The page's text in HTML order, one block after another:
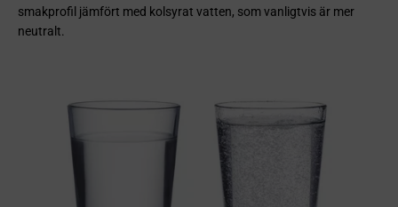
smakprofil jämfört med kolsyrat vatten, som vanligtvis är mer
neutralt.